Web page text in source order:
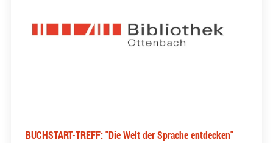
BUCHSTART-TREFF: "Die Welt der Sprache entdecken"